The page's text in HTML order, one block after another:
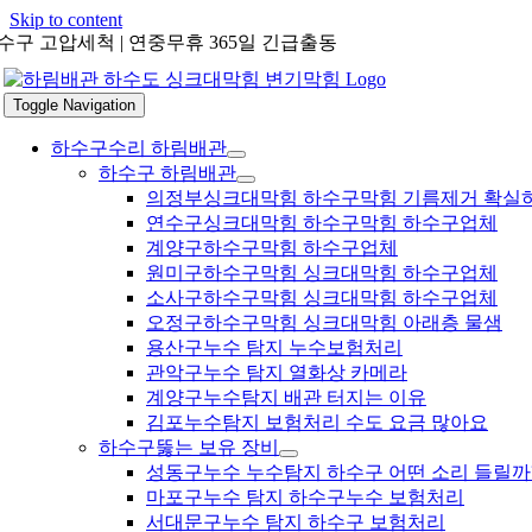
Skip to content
구 고압세척 | 연중무휴 365일 긴급출동
Toggle Navigation
하수구수리 하림배관
하수구 하림배관
의정부싱크대막힘 하수구막힘 기름제거 확실
연수구싱크대막힘 하수구막힘 하수구업체
계양구하수구막힘 하수구업체
원미구하수구막힘 싱크대막힘 하수구업체
소사구하수구막힘 싱크대막힘 하수구업체
오정구하수구막힘 싱크대막힘 아래층 물샘
용산구누수 탐지 누수보험처리
관악구누수 탐지 열화상 카메라
계양구누수탐지 배관 터지는 이유
김포누수탐지 보험처리 수도 요금 많아요
하수구뚫는 보유 장비
성동구누수 누수탐지 하수구 어떤 소리 들릴까
마포구누수 탐지 하수구누수 보험처리
서대문구누수 탐지 하수구 보험처리